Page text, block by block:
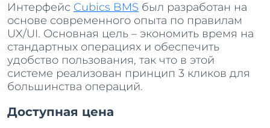
Интерфейс Cubics BMS был разработан на
основе современного опыта по правилам
UX/UI. Основная цель – экономить время на
стандартных операциях и обеспечить
удобство пользования, так что в этой
системе реализован принцип 3 кликов для
большинства операций.
Доступная цена